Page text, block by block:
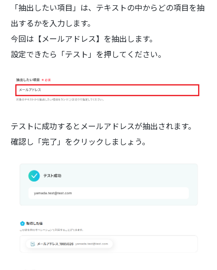
「抽出したい項目」は、テキストの中からどの項目を抽
出するかを入力します。
今回は【メールアドレス】を抽出します。
設定できたら「テスト」を押してください。
テストに成功するとメールアドレスが抽出されます。
確認し「完了」をクリックしましょう。